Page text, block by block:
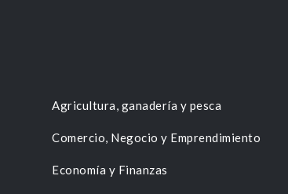
Agricultura, ganadería y pesca
Comercio, Negocio y Emprendimiento
Economía y Finanzas